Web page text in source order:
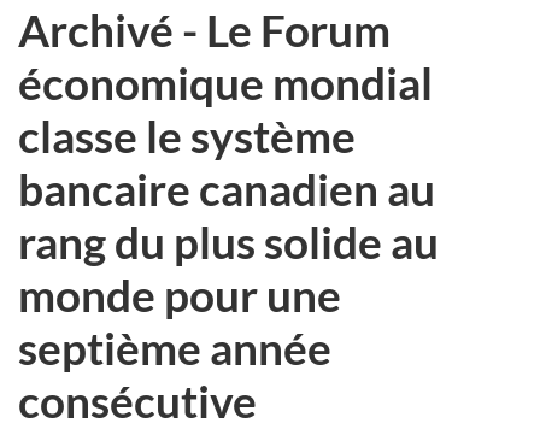
ici :
Archivé - Le Forum
économique mondial
classe le système
bancaire canadien au
rang du plus solide au
monde pour une
septième année
consécutive